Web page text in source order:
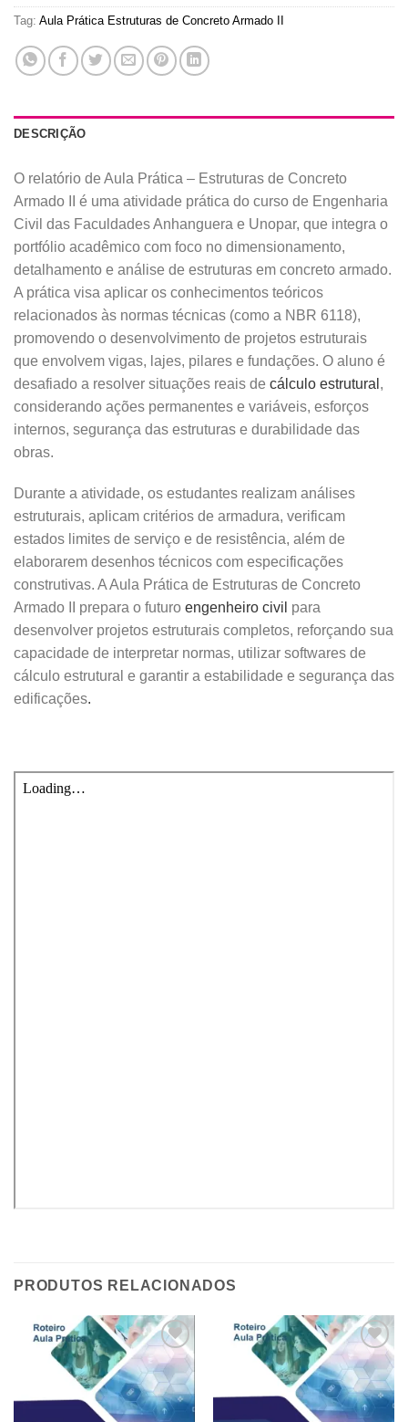
Tag: Aula Prática Estruturas de Concreto Armado II
DESCRIÇÃO
O relatório de Aula Prática – Estruturas de Concreto
Armado II é uma atividade prática do curso de Engenharia
Civil das Faculdades Anhanguera e Unopar, que integra o
portfólio acadêmico com foco no dimensionamento,
detalhamento e análise de estruturas em concreto armado.
A prática visa aplicar os conhecimentos teóricos
relacionados às normas técnicas (como a NBR 6118),
promovendo o desenvolvimento de projetos estruturais
que envolvem vigas, lajes, pilares e fundações. O aluno é
desafiado a resolver situações reais de cálculo estrutural ,
considerando ações permanentes e variáveis, esforços
internos, segurança das estruturas e durabilidade das
obras.
Durante a atividade, os estudantes realizam análises
estruturais, aplicam critérios de armadura, verificam
estados limites de serviço e de resistência, além de
elaborarem desenhos técnicos com especificações
construtivas. A Aula Prática de Estruturas de Concreto
Armado II prepara o futuro engenheiro civil para
desenvolver projetos estruturais completos, reforçando sua
capacidade de interpretar normas, utilizar softwares de
cálculo estrutural e garantir a estabilidade e segurança das
edificações.
PRODUTOS RELACIONADOS
Add to
wishlist
Add to
wishlist